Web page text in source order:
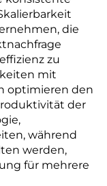
die
zu
mit
optimieren den
der
während
werden,
für mehrere